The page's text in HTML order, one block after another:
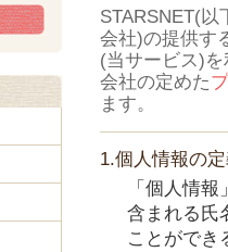
STARSNET(
会社)の提供す
(当サービス)
会社の定めた
ます。
1.個人情報の
「個人情
含まれる氏
ことができ